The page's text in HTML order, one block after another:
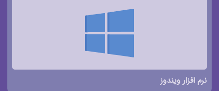
نرم افزار ویندوز